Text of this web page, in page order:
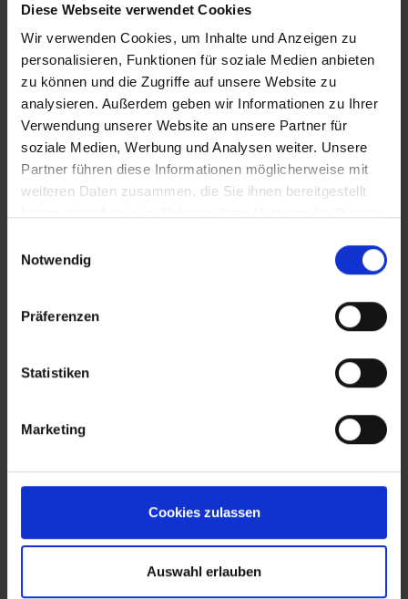
Diese Webseite verwendet Cookies
Wir verwenden Cookies, um Inhalte und Anzeigen zu
personalisieren, Funktionen für soziale Medien anbieten
zu können und die Zugriffe auf unsere Website zu
analysieren. Außerdem geben wir Informationen zu Ihrer
Verwendung unserer Website an unsere Partner für
soziale Medien, Werbung und Analysen weiter. Unsere
Partner führen diese Informationen möglicherweise mit
weiteren Daten zusammen, die Sie ihnen bereitgestellt
Notwendig
Präferenzen
Statistiken
Marketing
Cookies zulassen
Auswahl erlauben